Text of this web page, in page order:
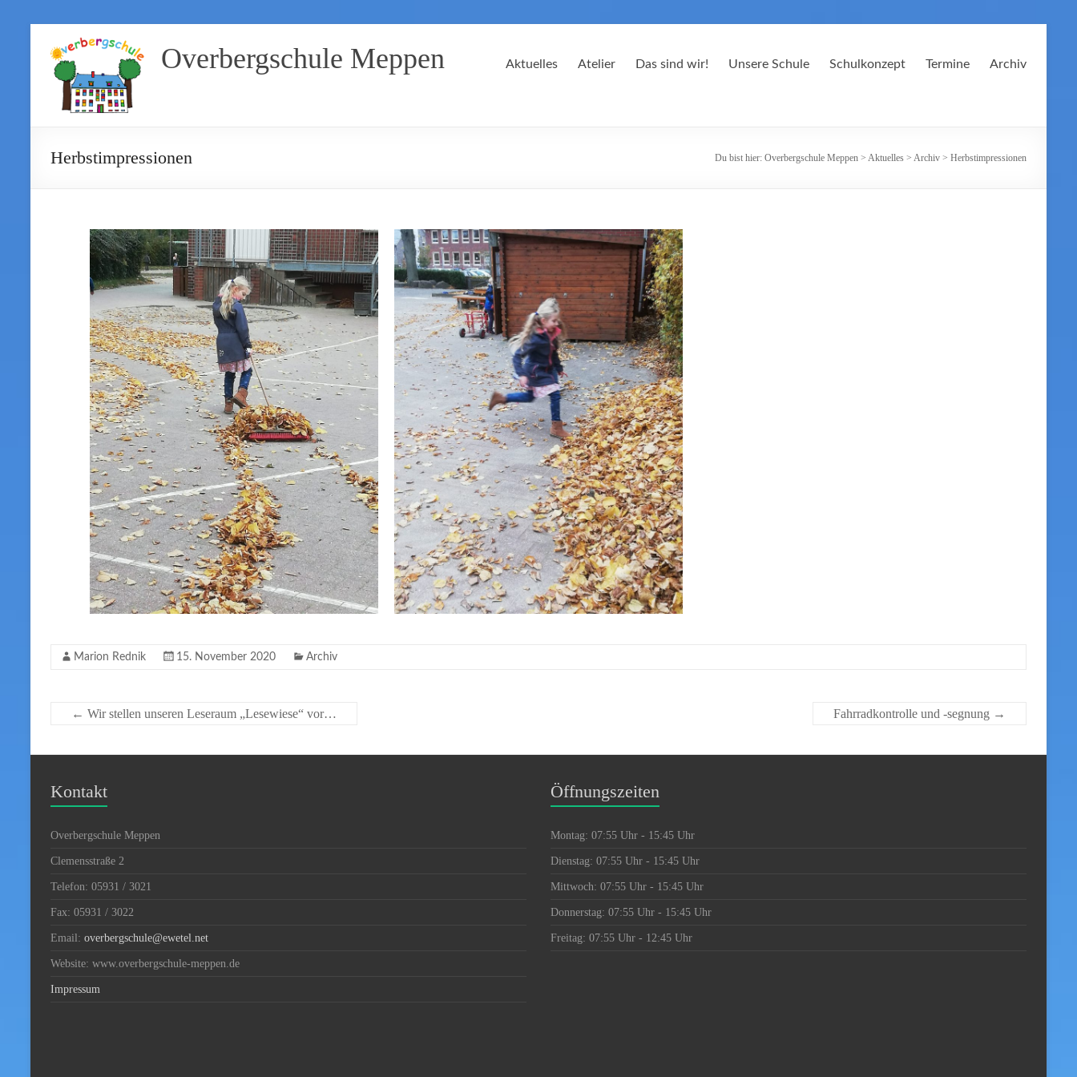
Overbergschule Meppen Aktuelles Atelier Das sind wir! Unsere Schule Schulkonzept Termine Archiv
Herbstimpressionen Du bist hier: Overbergschule Meppen > Aktuelles > Archiv > Herbstimpressionen
Marion Rednik 15. November 2020 Archiv
← Wir stellen unseren Leseraum „Lesewiese“ vor… Fahrradkontrolle und -segnung →
Kontakt
Overbergschule Meppen
Clemensstraße 2
Telefon: 05931 / 3021
Fax: 05931 / 3022
Email: overbergschule@ewetel.net
Website: www.overbergschule-meppen.de
Impressum
Öffnungszeiten
Montag: 07:55 Uhr - 15:45 Uhr
Dienstag: 07:55 Uhr - 15:45 Uhr
Mittwoch: 07:55 Uhr - 15:45 Uhr
Donnerstag: 07:55 Uhr - 15:45 Uhr
Freitag: 07:55 Uhr - 12:45 Uhr